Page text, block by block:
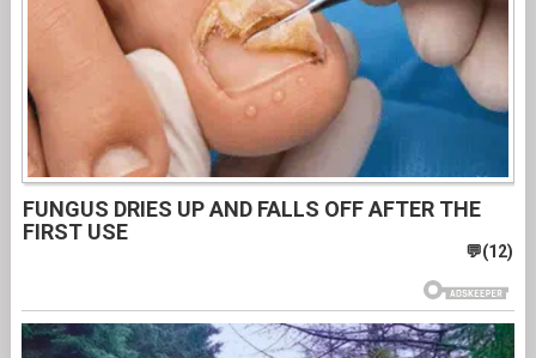
FUNGUS DRIES UP AND FALLS OFF AFTER THE
FIRST USE